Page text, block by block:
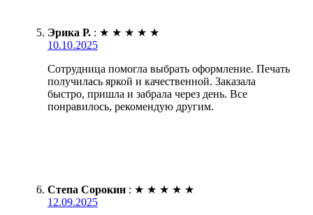
Эрика Р. : ★ ★ ★ ★ ★
10.10.2025
Сотрудница помогла выбрать оформление. Печать
получилась яркой и качественной. Заказала
быстро, пришла и забрала через день. Все
понравилось, рекомендую другим.
Степа Сорокин : ★ ★ ★ ★ ★
12.09.2025